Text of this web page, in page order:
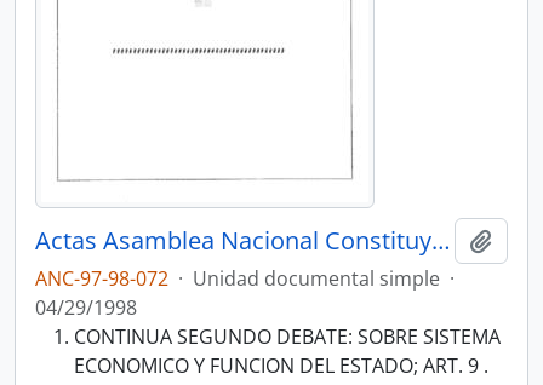
Actas Asamblea Nacional Constituyente 97-98
ANC-97-98-072 · Unidad documental simple ·
04/29/1998
CONTINUA SEGUNDO DEBATE: SOBRE SISTEMA
ECONOMICO Y FUNCION DEL ESTADO; ART. 9 .